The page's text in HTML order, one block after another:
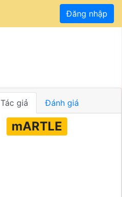
Đăng nhập
Tác giả Đánh giá
mARTLE